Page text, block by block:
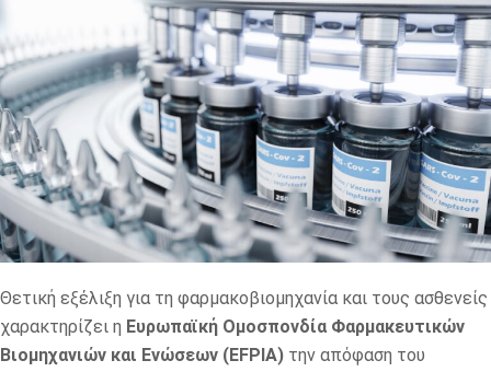
Θετική εξέλιξη για τη φαρμακοβιομηχανία και τους ασθενείς
χαρακτηρίζει η Ευρωπαϊκή Ομοσπονδία Φαρμακευτικών
Βιομηχανιών και Ενώσεων (EFPIA) την απόφαση του